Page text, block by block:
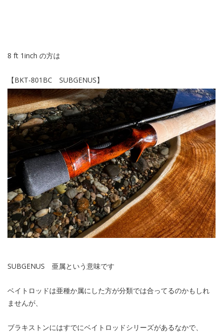
8 ft 1inch の方は
【BKT-801BC SUBGENUS】
SUBGENUS 亜属という意味です
ベイトロッドは亜種か属にした方が分類では合ってるのかもしれ
ませんが、
ブラキストンにはすでにベイトロッドシリーズがあるなかで、